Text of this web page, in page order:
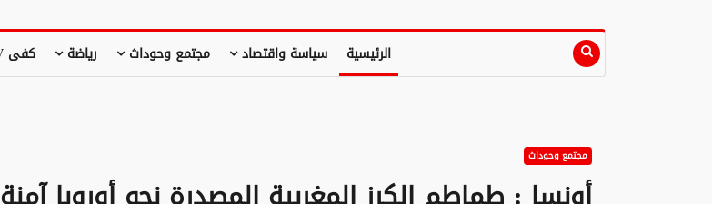
الرئيسية سياسة واقتصاد مجتمع وحوداث رياضة كفى TV
مجتمع وحوداث